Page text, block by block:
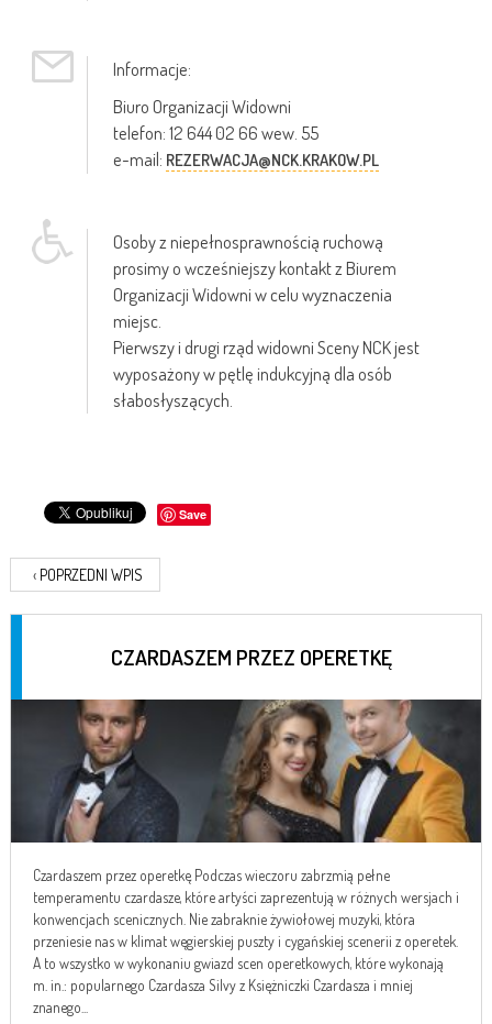
Informacje:
Biuro Organizacji Widowni
telefon: 12 644 02 66 wew. 55
e-mail: REZERWACJA@NCK.KRAKOW.PL
Osoby z niepełnosprawnością ruchową
prosimy o wcześniejszy kontakt z Biurem
Organizacji Widowni w celu wyznaczenia
miejsc.
Pierwszy i drugi rząd widowni Sceny NCK jest
wyposażony w pętlę indukcyjną dla osób
słabosłyszących.
Save
‹ POPRZEDNI WPIS
CZARDASZEM PRZEZ OPERETKĘ
Czardaszem przez operetkę Podczas wieczoru zabrzmią pełne
temperamentu czardasze, które artyści zaprezentują w różnych wersjach i
konwencjach scenicznych. Nie zabraknie żywiołowej muzyki, która
przeniesie nas w klimat węgierskiej puszty i cygańskiej scenerii z operetek.
A to wszystko w wykonaniu gwiazd scen operetkowych, które wykonają
m. in.: popularnego Czardasza Silvy z Księżniczki Czardasza i mniej
znanego...